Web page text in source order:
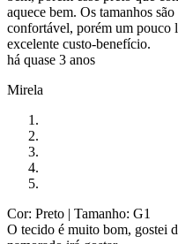
aquece bem. Os tamanhos
confortável, porém um pouco
excelente custo-benefício.
há quase 3 anos
Mirela
Cor: Preto | Tamanho: G1
O tecido é muito bom, gostei